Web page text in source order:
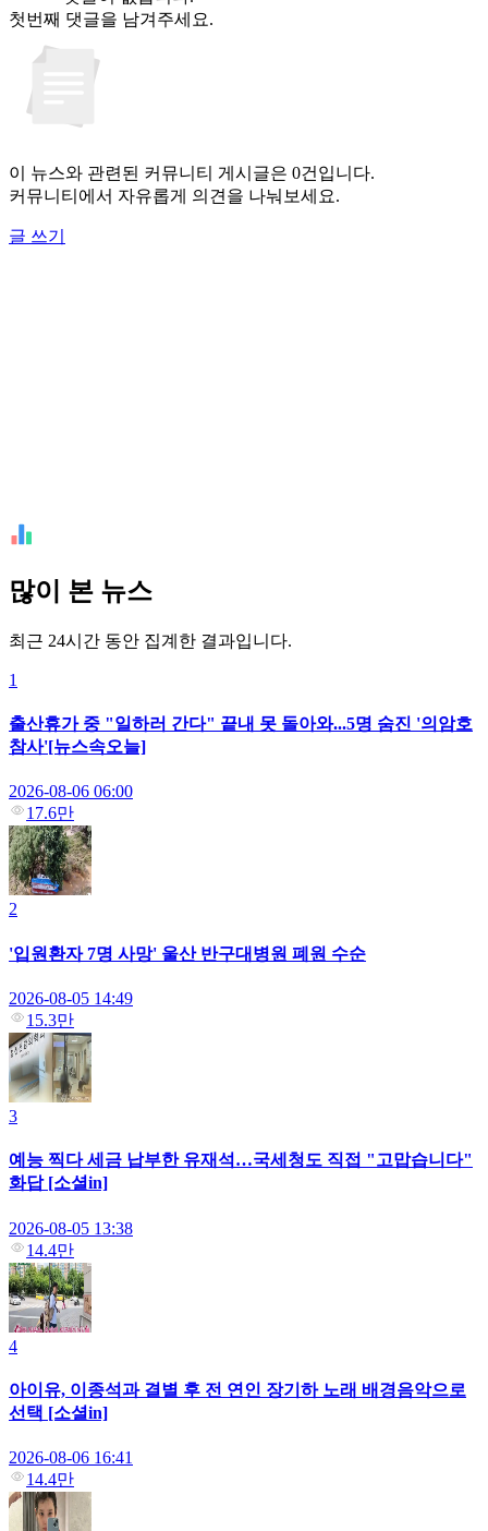
첫번째 댓글을 남겨주세요.
이 뉴스와 관련된 커뮤니티 게시글은 0건입니다.
커뮤니티에서 자유롭게 의견을 나눠보세요.
글 쓰기
많이 본 뉴스
최근 24시간 동안 집계한 결과입니다.
1
출산휴가 중 "일하러 간다" 끝내 못 돌아와...5명 숨진 '의암호
참사'[뉴스속오늘]
2026-08-06 06:00
17.6만
2
'입원환자 7명 사망' 울산 반구대병원 폐원 수순
2026-08-05 14:49
15.3만
3
예능 찍다 세금 납부한 유재석…국세청도 직접 "고맙습니다"
화답 [소셜in]
2026-08-05 13:38
14.4만
4
아이유, 이종석과 결별 후 전 연인 장기하 노래 배경음악으로
선택 [소셜in]
2026-08-06 16:41
14.4만